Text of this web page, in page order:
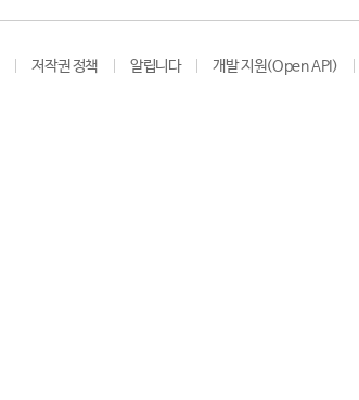
저작권 정책 알립니다 개발 지원(Open API)